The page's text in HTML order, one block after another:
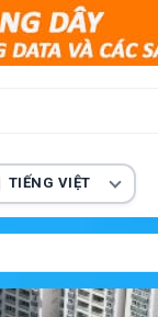
TIẾNG VIỆT